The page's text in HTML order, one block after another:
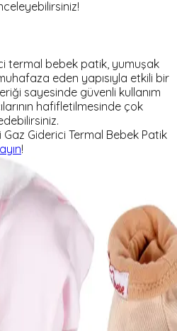
termal bebek patik, yumuşak
eden yapısıyla etkili bir
sayesinde güvenli kullanım
hafifletilmesinde çok
Giderici Termal Bebek Patik
!